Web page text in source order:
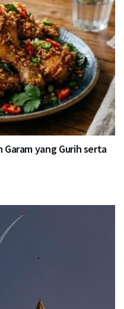
Garam yang Gurih serta